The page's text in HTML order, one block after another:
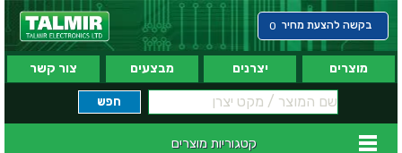
בקשה להצעת מחיר 0
מוצרים יצרנים מבצעים צור קשר
קטגוריות מוצרים